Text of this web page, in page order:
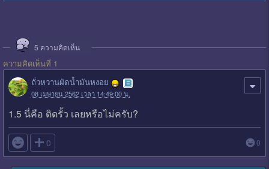
5 ความคิดเห็น
ความคิดเห็นที่ 1
ถั่วหวานผัดน้ำมันหงอย
08 เมษายน 2562 เวลา 14:49:00 น.
1.5 นี่คือ ติดรั้ว เลยหรือไม่ครับ?
 0 0